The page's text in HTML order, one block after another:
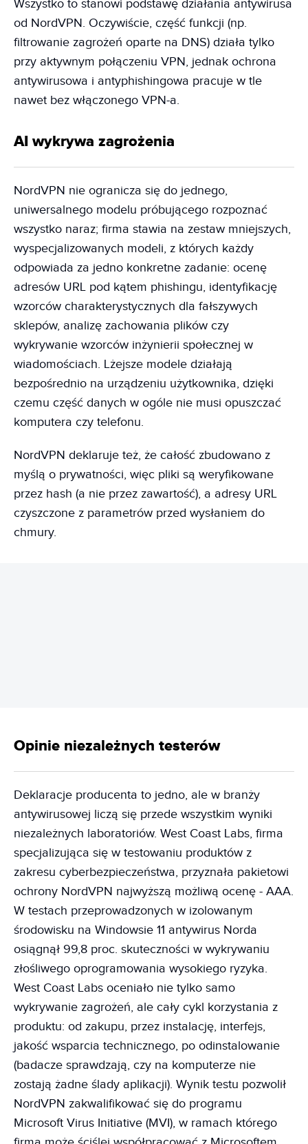
Wszystko to stanowi podstawę działania antywirusa
od NordVPN. Oczywiście, część funkcji (np.
filtrowanie zagrożeń oparte na DNS) działa tylko
przy aktywnym połączeniu VPN, jednak ochrona
antywirusowa i antyphishingowa pracuje w tle
nawet bez włączonego VPN-a.
AI wykrywa zagrożenia
NordVPN nie ogranicza się do jednego,
uniwersalnego modelu próbującego rozpoznać
wszystko naraz; firma stawia na zestaw mniejszych,
wyspecjalizowanych modeli, z których każdy
odpowiada za jedno konkretne zadanie: ocenę
adresów URL pod kątem phishingu, identyfikację
wzorców charakterystycznych dla fałszywych
sklepów, analizę zachowania plików czy
wykrywanie wzorców inżynierii społecznej w
wiadomościach. Lżejsze modele działają
bezpośrednio na urządzeniu użytkownika, dzięki
czemu część danych w ogóle nie musi opuszczać
komputera czy telefonu.
NordVPN deklaruje też, że całość zbudowano z
myślą o prywatności, więc pliki są weryfikowane
przez hash (a nie przez zawartość), a adresy URL
czyszczone z parametrów przed wysłaniem do
chmury.
Opinie niezależnych testerów
Deklaracje producenta to jedno, ale w branży
antywirusowej liczą się przede wszystkim wyniki
niezależnych laboratoriów. West Coast Labs, firma
specjalizująca się w testowaniu produktów z
zakresu cyberbezpieczeństwa, przyznała pakietowi
ochrony NordVPN najwyższą możliwą ocenę - AAA.
W testach przeprowadzonych w izolowanym
środowisku na Windowsie 11 antywirus Norda
osiągnął 99,8 proc. skuteczności w wykrywaniu
złośliwego oprogramowania wysokiego ryzyka.
West Coast Labs oceniało nie tylko samo
wykrywanie zagrożeń, ale cały cykl korzystania z
produktu: od zakupu, przez instalację, interfejs,
jakość wsparcia technicznego, po odinstalowanie
(badacze sprawdzają, czy na komputerze nie
zostają żadne ślady aplikacji). Wynik testu pozwolił
NordVPN zakwalifikować się do programu
Microsoft Virus Initiative (MVI), w ramach którego